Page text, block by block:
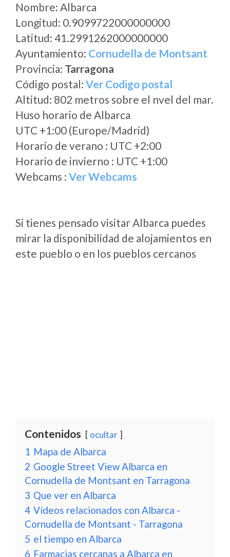
Nombre: Albarca
Longitud: 0.9099722000000000
Latitud: 41.2991262000000000
Ayuntamiento: Cornudella de Montsant
Provincia: Tarragona
Código postal: Ver Codigo postal
Altitud: 802 metros sobre el nvel del mar.
Huso horario de Albarca
UTC +1:00 (Europe/Madrid)
Horario de verano : UTC +2:00
Horario de invierno : UTC +1:00
Webcams : Ver Webcams
Si tienes pensado visitar Albarca puedes
mirar la disponibilidad de alojamientos en
este pueblo o en los pueblos cercanos
Contenidos ocultar
1 Mapa de Albarca
2 Google Street View Albarca en
Cornudella de Montsant en Tarragona
3 Que ver en Albarca
4 Vídeos relacionados con Albarca -
Cornudella de Montsant - Tarragona
5 el tiempo en Albarca
6 Farmacias cercanas a Albarca en